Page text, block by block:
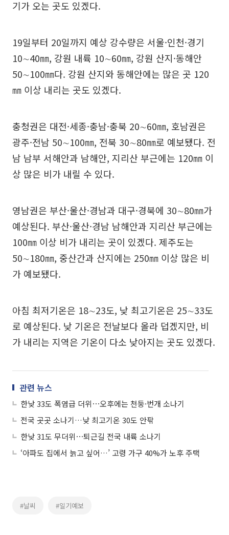
기가 오는 곳도 있겠다.
19일부터 20일까지 예상 강수량은 서울·인천·경기
10∼40㎜, 강원 내륙 10∼60㎜, 강원 산지·동해안
50∼100㎜다. 강원 산지와 동해안에는 많은 곳 120
㎜ 이상 내리는 곳도 있겠다.
충청권은 대전·세종·충남·충북 20∼60㎜, 호남권은
광주·전남 50∼100㎜, 전북 30∼80㎜로 예보됐다. 전
남 남부 서해안과 남해안, 지리산 부근에는 120㎜ 이
상 많은 비가 내릴 수 있다.
영남권은 부산·울산·경남과 대구·경북에 30∼80㎜가
예상된다. 부산·울산·경남 남해안과 지리산 부근에는
100㎜ 이상 비가 내리는 곳이 있겠다. 제주도는
50∼180㎜, 중산간과 산지에는 250㎜ 이상 많은 비
가 예보됐다.
아침 최저기온은 18∼23도, 낮 최고기온은 25∼33도
로 예상된다. 낮 기온은 전날보다 올라 덥겠지만, 비
가 내리는 지역은 기온이 다소 낮아지는 곳도 있겠다.
관련 뉴스
한낮 33도 폭염급 더위⋯오후에는 천둥·번개 소나기
전국 곳곳 소나기…낮 최고기온 30도 안팎
한낮 31도 무더위⋯퇴근길 전국 내륙 소나기
‘아파도 집에서 늙고 싶어…’ 고령 가구 40%가 노후 주택
#날씨 #일기예보